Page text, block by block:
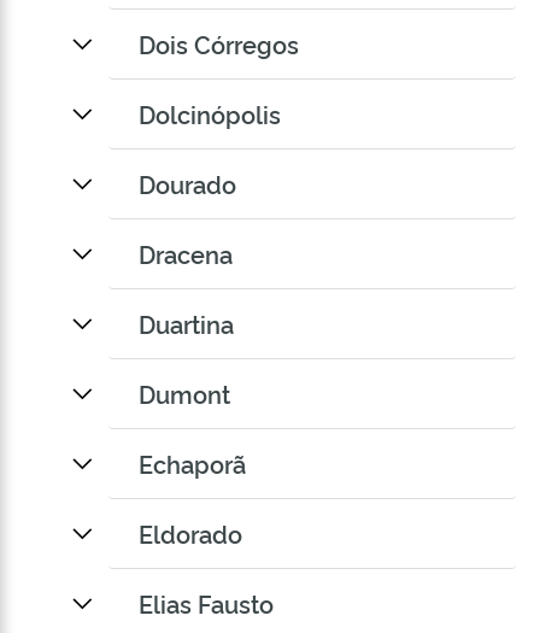
Dois Córregos
Dolcinópolis
Dourado
Dracena
Duartina
Dumont
Echaporã
Eldorado
Elias Fausto